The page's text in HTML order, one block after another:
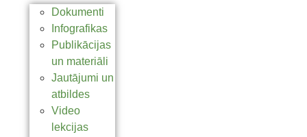
Dokumenti
Infografikas
Publikācijas
un materiāli
Jautājumi un
atbildes
Video
lekcijas